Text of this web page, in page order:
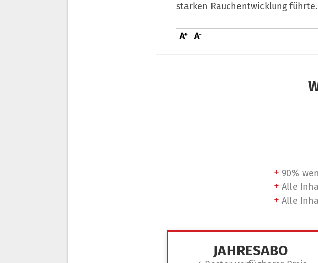
starken Rauchentwicklung führte.